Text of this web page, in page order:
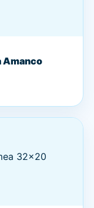
Amanco